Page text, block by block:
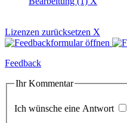
Lizenzen zurücksetzen X
Feedback
Ihr Kommentar
Ich wünsche eine Antwort